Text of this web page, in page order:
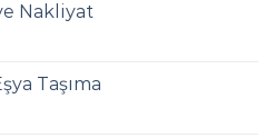
Nakliyat
Taşıma